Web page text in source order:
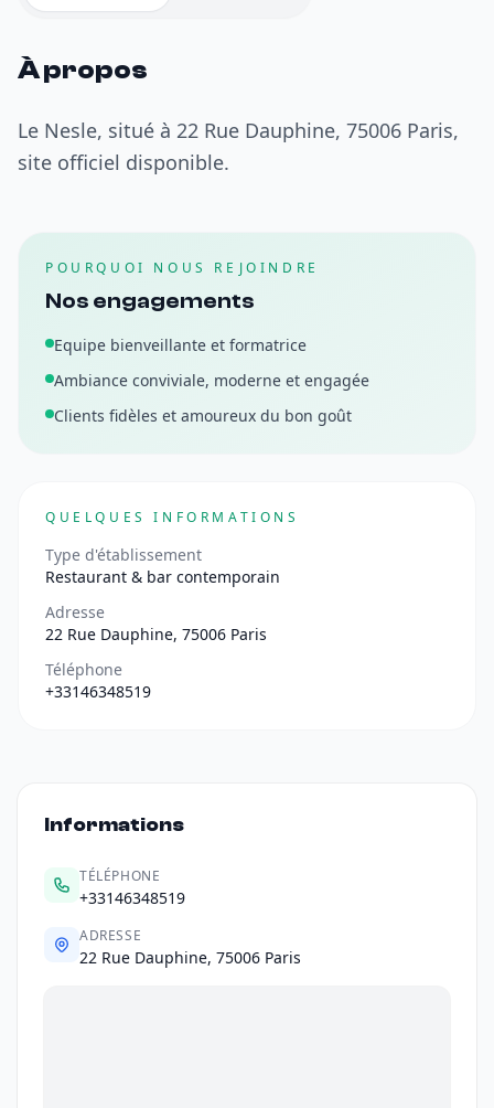
À propos
Le Nesle, situé à 22 Rue Dauphine, 75006 Paris,
site officiel disponible.
POURQUOI NOUS REJOINDRE
Nos engagements
Equipe bienveillante et formatrice
Ambiance conviviale, moderne et engagée
Clients fidèles et amoureux du bon goût
QUELQUES INFORMATIONS
Type d'établissement
Restaurant & bar contemporain
Adresse
22 Rue Dauphine, 75006 Paris
Téléphone
+33146348519
Informations
TÉLÉPHONE
+33146348519
ADRESSE
22 Rue Dauphine, 75006 Paris